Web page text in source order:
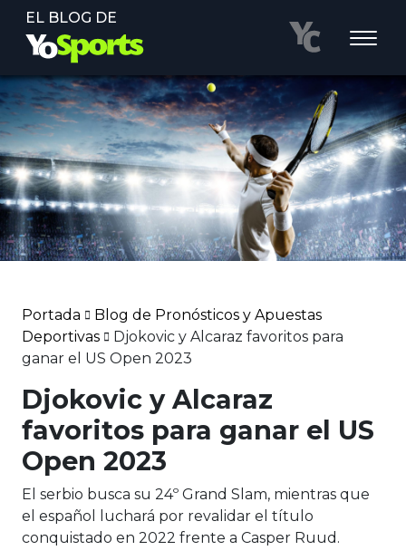
EL BLOG DE
Portada
Blog de Pronósticos y Apuestas
Deportivas
Djokovic y Alcaraz favoritos para
ganar el US Open 2023
Djokovic y Alcaraz
favoritos para ganar el US
Open 2023
El serbio busca su 24º Grand Slam, mientras que
el español luchará por revalidar el título
conquistado en 2022 frente a Casper Ruud.